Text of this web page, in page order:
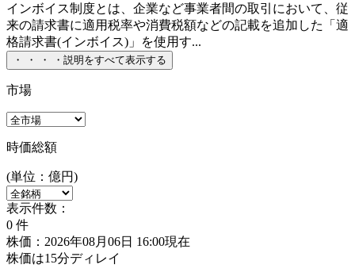
インボイス制度とは、企業など事業者間の取引において、従
来の請求書に適用税率や消費税額などの記載を追加した「適
格請求書(インボイス)」を使用す...
・ ・ ・ ・ 説明をすべて表示する
市場
時価総額
(単位：億円)
表示件数：
0 件
株価：2026年08月06日 16:00現在
株価は15分ディレイ